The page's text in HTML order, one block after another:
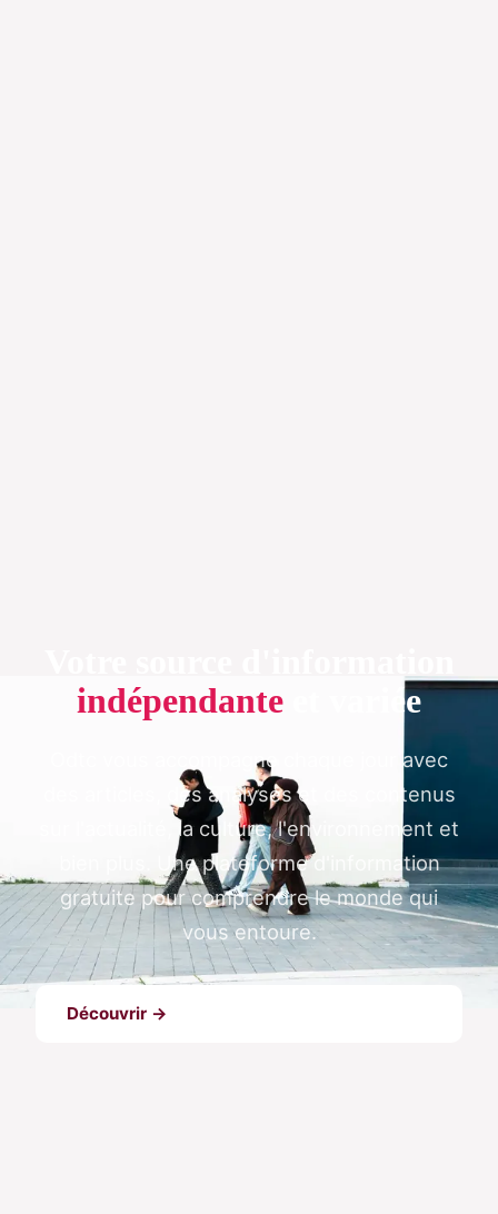
indépendante et variée
Odtc vous accompagne chaque jour avec
des articles, des analyses et des contenus
sur l'actualité, la culture, l'environnement et
bien plus. Une plateforme d'information
gratuite pour comprendre le monde qui
vous entoure.
Découvrir →